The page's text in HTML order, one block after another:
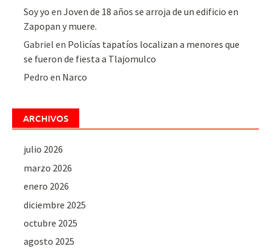
Soy yo enJoven de 18 años se arroja de un edificio en
Zapopan y muere.
Gabriel en Policías tapatíos localizan a menores que
se fueron de fiesta a Tlajomulco
Pedro en Narco
ARCHIVOS
julio 2026
marzo 2026
enero 2026
diciembre 2025
octubre 2025
agosto 2025